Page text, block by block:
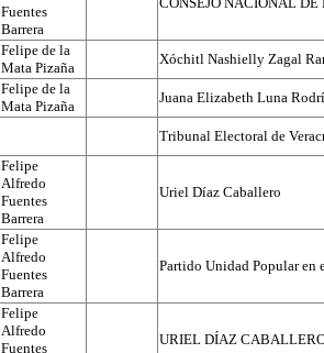
Fuentes
Barrera
Felipe de la
Mata Pizaña
Xóchitl Nashielly Zagal
Felipe de la
Mata Pizaña
Juana Elizabeth Luna
Tribunal Electoral de
Felipe
Alfredo
Fuentes
Barrera
Uriel Díaz Caballero
Felipe
Alfredo
Fuentes
Barrera
Partido Unidad Popular en
Felipe
Alfredo
Fuentes
URIEL DÍAZ